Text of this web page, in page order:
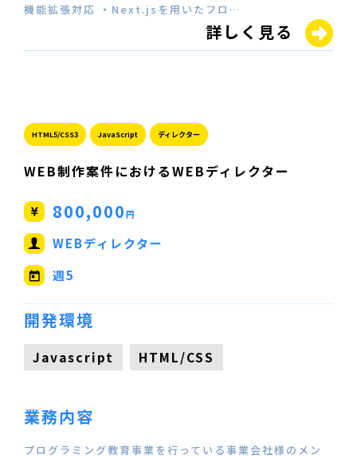
機能拡張対応 ・Next.jsを用いたフロ…
詳しく見る
HTML5/CSS3 JavaScript ディレクター
WEB制作案件におけるWEBディレクター
800,000円
WEBディレクター
週5
開発環境
Javascript HTML/CSS
業務内容
プログラミング教育事業を行っている事業会社様のメン